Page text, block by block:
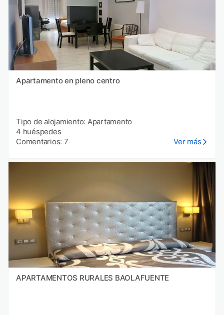
Apartamento en pleno centro
Tipo de alojamiento: Apartamento
4 huéspedes
Comentarios: 7
Ver más
APARTAMENTOS RURALES BAOLAFUENTE